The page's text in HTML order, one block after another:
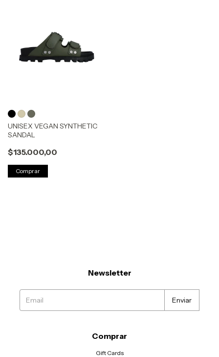
UNISEX VEGAN SYNTHETIC
SANDAL
$135.000,00
Comprar
Newsletter
Comprar
Gift Cards